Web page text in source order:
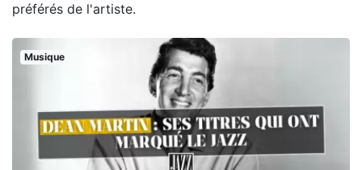
préférés de l'artiste.
Musique